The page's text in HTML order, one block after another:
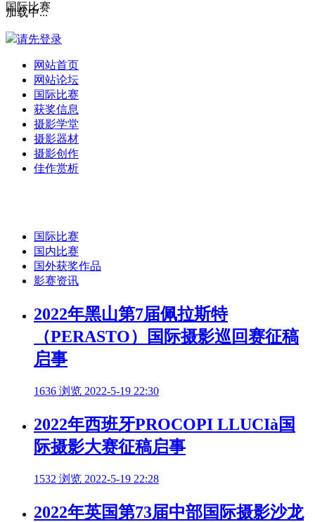
加载中...
请先登录
网站首页
网站论坛
国际比赛
获奖信息
摄影学堂
摄影器材
摄影创作
佳作赏析
国际比赛
国际比赛
国内比赛
国外获奖作品
影赛资讯
2022年黑山第7届佩拉斯特
（PERASTO）国际摄影巡回赛征稿
启事
1636 浏览 2022-5-19 22:30
2022年西班牙PROCOPI LLUCIà国
际摄影大赛征稿启事
1532 浏览 2022-5-19 22:28
2022年英国第73届中部国际摄影沙龙